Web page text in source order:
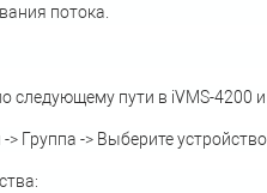
потока.
следующему пути в iVMS-
Группа -> Выберите